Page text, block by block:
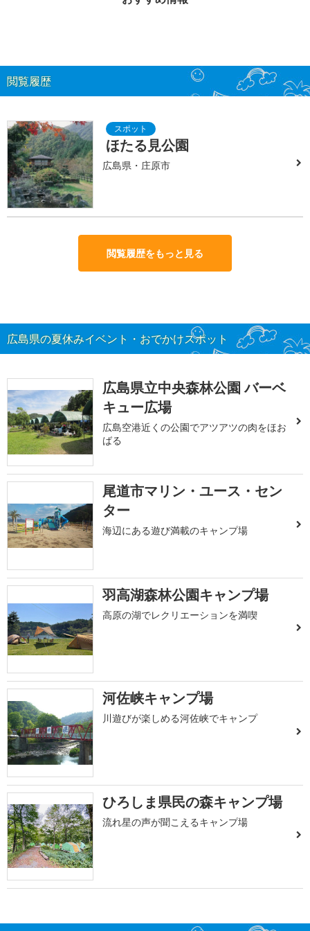
閲覧履歴
ほたる見公園
広島県・庄原市
閲覧履歴をもっと見る
広島県の夏休みイベント・おでかけスポット
広島県立中央森林公園 バーベ
キュー広場
広島空港近くの公園でアツアツの肉をほお
ばる
尾道市マリン・ユース・セン
ター
海辺にある遊び満載のキャンプ場
羽高湖森林公園キャンプ場
高原の湖でレクリエーションを満喫
河佐峡キャンプ場
川遊びが楽しめる河佐峡でキャンプ
ひろしま県民の森キャンプ場
流れ星の声が聞こえるキャンプ場